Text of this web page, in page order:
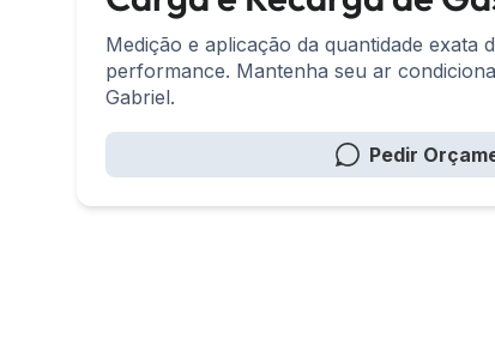
Medição e aplicação da quantidade exata
performance. Mantenha seu ar
Gabriel.
Pedir